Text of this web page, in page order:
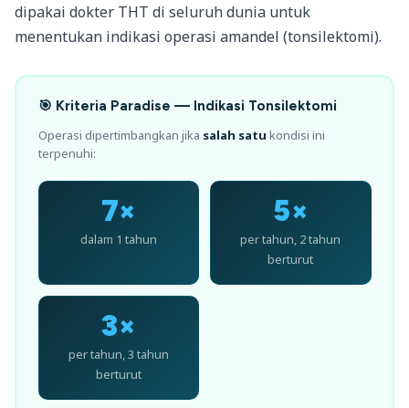
dipakai dokter THT di seluruh dunia untuk
menentukan indikasi operasi amandel (tonsilektomi).
🎯 Kriteria Paradise — Indikasi Tonsilektomi
Operasi dipertimbangkan jika salah satu kondisi ini
terpenuhi:
7×
dalam 1 tahun
5×
per tahun, 2 tahun
berturut
3×
per tahun, 3 tahun
berturut